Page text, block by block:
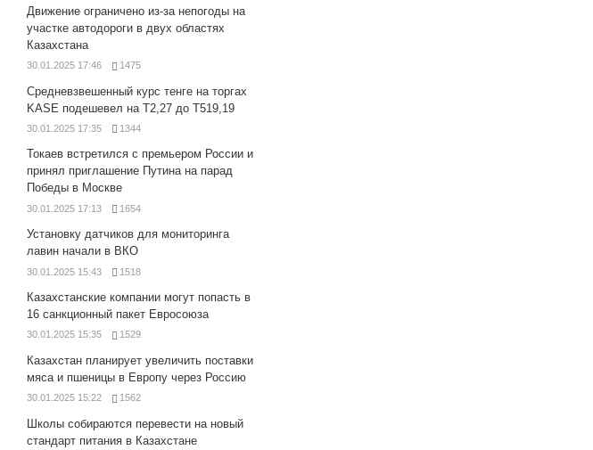
Движение ограничено из-за непогоды на
участке автодороги в двух областях
Казахстана
30.01.2025 17:46 1475
Средневзвешенный курс тенге на торгах
KASE подешевел на Т2,27 до Т519,19
30.01.2025 17:35 1344
Токаев встретился с премьером России и
принял приглашение Путина на парад
Победы в Москве
30.01.2025 17:13 1654
Установку датчиков для мониторинга
лавин начали в ВКО
30.01.2025 15:43 1518
Казахстанские компании могут попасть в
16 санкционный пакет Евросоюза
30.01.2025 15:35 1529
Казахстан планирует увеличить поставки
мяса и пшеницы в Европу через Россию
30.01.2025 15:22 1562
Школы собираются перевести на новый
стандарт питания в Казахстане